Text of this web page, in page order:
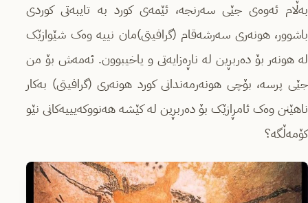
بەڵام ئەوەی جێی سەرنجە، ئێمەی کورد بە تایبەتی کوردی
باشوور، هونەری سەرشەقام (گرافیتی)مان نییە وەک شێوازێک
لە هونەر بۆ دەربڕین لە ناڕەزایەتی و یاخیبوون. ئەمەش بۆ من
جێی پرسە، بۆچی هونەرمەندانی کورد هونەری (گرافیتی) بەکار
ناهێنن وەک ئامڕازێک بۆ دەربڕین لە کێشە هەنووکەیییەکانی نێو
کۆمەڵگە؟